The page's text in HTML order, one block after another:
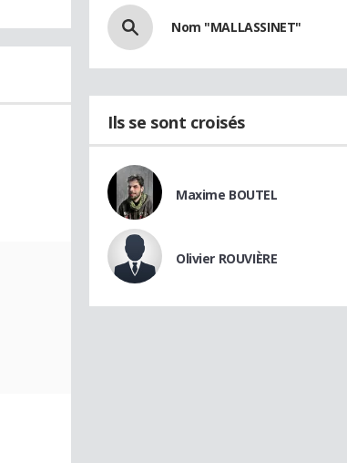
Nom "MALLASSINET"
Ils se sont croisés
Maxime BOUTEL
Olivier ROUVIÈRE